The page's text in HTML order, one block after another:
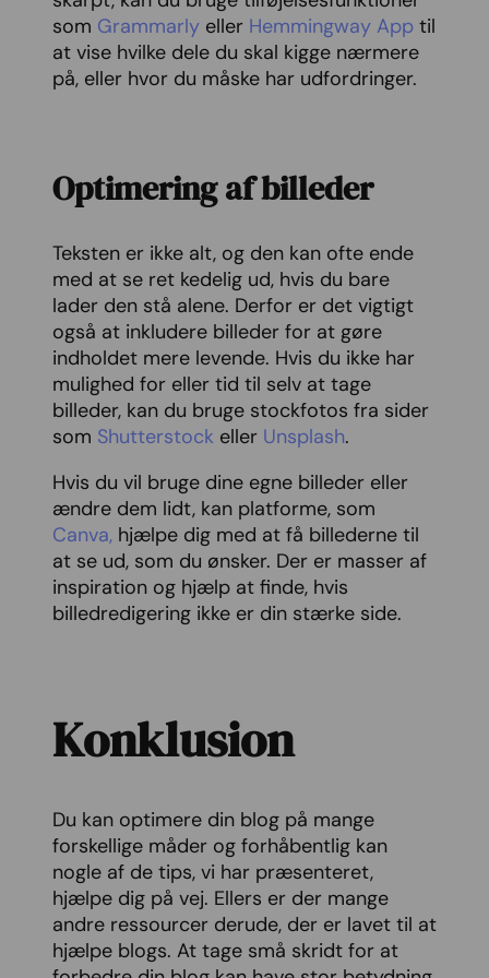
som Grammarly eller Hemmingway App til
at vise hvilke dele du skal kigge nærmere
på, eller hvor du måske har udfordringer.
Optimering af billeder
Teksten er ikke alt, og den kan ofte ende
med at se ret kedelig ud, hvis du bare
lader den stå alene. Derfor er det vigtigt
også at inkludere billeder for at gøre
indholdet mere levende. Hvis du ikke har
mulighed for eller tid til selv at tage
billeder, kan du bruge stockfotos fra sider
som Shutterstock eller Unsplash.
Hvis du vil bruge dine egne billeder eller
ændre dem lidt, kan platforme, som
Canva, hjælpe dig med at få billederne til
at se ud, som du ønsker. Der er masser af
inspiration og hjælp at finde, hvis
billedredigering ikke er din stærke side.
Konklusion
Du kan optimere din blog på mange
forskellige måder og forhåbentlig kan
nogle af de tips, vi har præsenteret,
hjælpe dig på vej. Ellers er der mange
andre ressourcer derude, der er lavet til at
hjælpe blogs. At tage små skridt for at